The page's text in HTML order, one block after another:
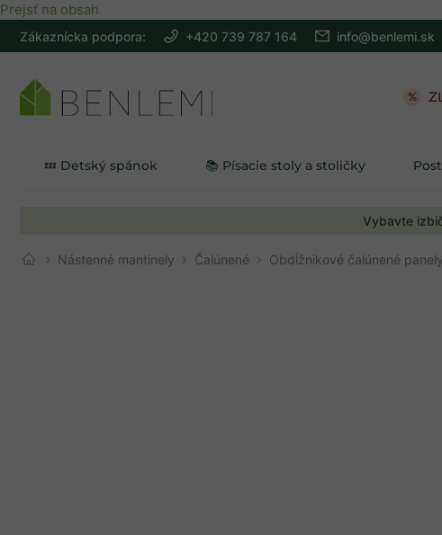
Prejsť na obsah
Vybavte
Zákaznícka podpora: +420 739 787 164 info@benlemi.sk
💤 Detský spánok 📚 Písacie stoly a stoličky
Nástenné mantinely Čalúnené Obdĺžnikové čalúnené